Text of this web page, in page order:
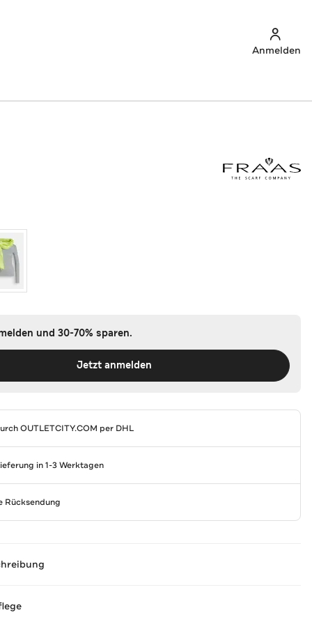
Anmelden
und 30-70% sparen.
Jetzt anmelden
OUTLETCITY.COM per DHL
in 1-3 Werktagen
Rücksendung